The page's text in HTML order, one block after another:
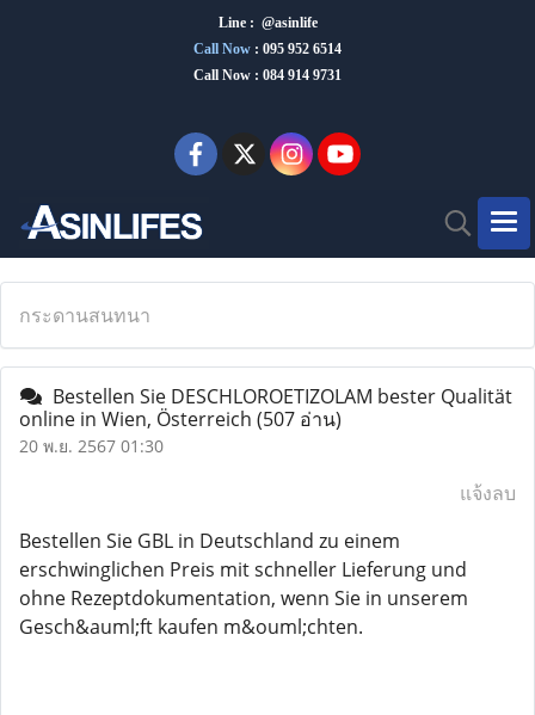
Line : @asinlife
Call Now : 095 952 6514
Call Now : 084 914 9731
กระดานสนทนา
Bestellen Sie DESCHLOROETIZOLAM bester Qualität
online in Wien, Österreich (507 อ่าน)
20 พ.ย. 2567 01:30
แจ้งลบ
Bestellen Sie GBL in Deutschland zu einem
erschwinglichen Preis mit schneller Lieferung und
ohne Rezeptdokumentation, wenn Sie in unserem
Gesch&auml;ft kaufen m&ouml;chten.